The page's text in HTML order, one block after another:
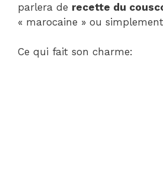
parlera de recette du
« marocaine » ou
Ce qui fait son charme: